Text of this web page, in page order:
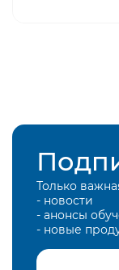
Только
- новости
- анонсы
- новые